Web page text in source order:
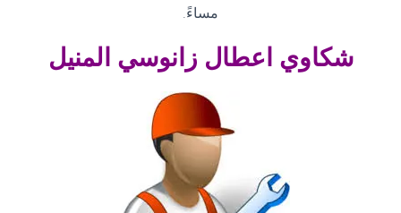
مساءً.
شكاوي اعطال زانوسي المنيل